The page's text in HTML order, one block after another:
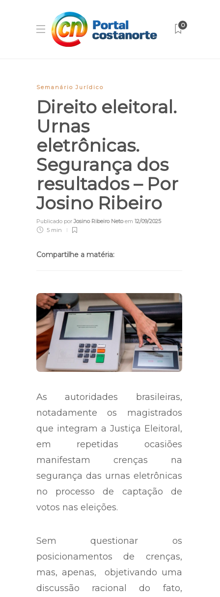
0
Semanário Jurídico
Direito eleitoral.
Urnas
eletrônicas.
Segurança dos
resultados – Por
Josino Ribeiro
As autoridades brasileiras,
notadamente os magistrados
que integram a Justiça Eleitoral,
em repetidas ocasiões
manifestam crenças na
segurança das urnas eletrônicas
no processo de captação de
Sem questionar os
posicionamentos de crenças,
mas, apenas, objetivando uma